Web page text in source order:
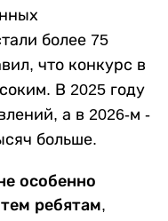
более 75
что конкурс в
В 2025 году
а в 2026-м -
больше.
особенно
ребятам,